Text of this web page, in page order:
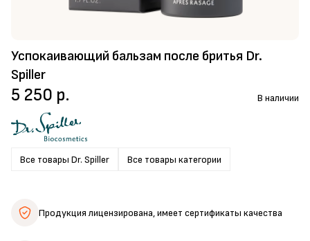
Успокаивающий бальзам после бритья Dr.
Spiller
Все товары Dr. Spiller Все товары категории
5 250 р. В наличии
Продукция лицензирована,имеет сертификаты качества